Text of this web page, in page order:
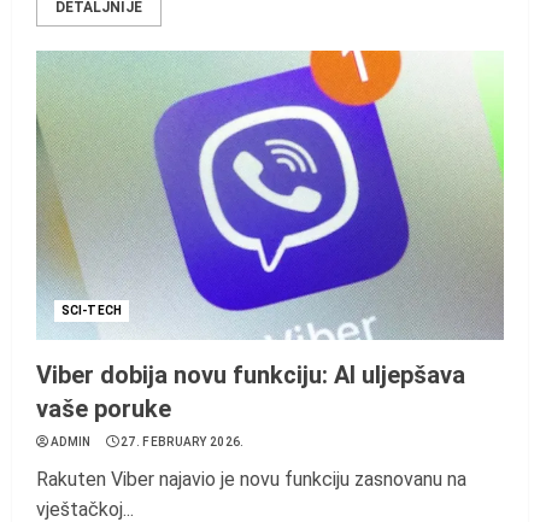
DETALJNIJE
SCI-TECH
Viber dobija novu funkciju: AI uljepšava
vaše poruke
ADMIN 27. FEBRUARY 2026.
Rakuten Viber najavio je novu funkciju zasnovanu na
vještačkoj...